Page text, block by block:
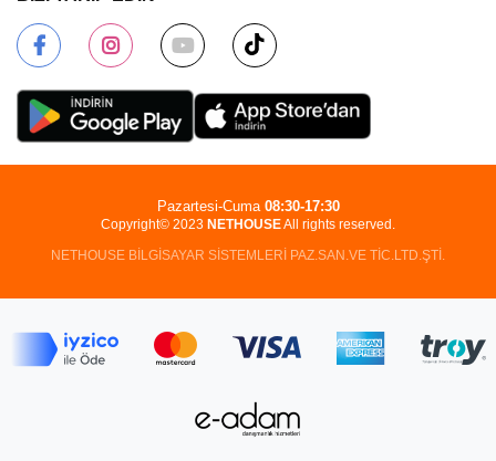
Copyright© 2023 NETHOUSEAll rights reserved.
NETHOUSE BİLGİSAYAR SİSTEMLERİ PAZ.SAN.VE TİC.LTD.ŞTİ.
Pazartesi-Cuma 08:30-17:30